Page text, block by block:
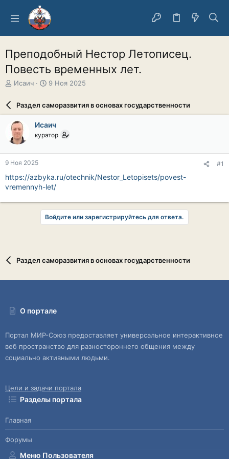
Преподобный Нестор Летописец.
Повесть временных лет.
А
о
р
т
е
м
ы
Исаич
Д
а
а
ч
л
9 Ноя 2025
Раздел саморазвития в основах государственности
Исаич
куратор
9 Ноя 2025 #1
https://azbyka.ru/otechnik/Nestor_Letopisets/povest-
vremennyh-let/
Войдите или зарегистрируйтесь для ответа.
Раздел саморазвития в основах государственности
О портале
Портал МИР-Союз предоставляет универсальное интерактивное
веб пространство для разностороннего общения между
социально активными людьми.
Цели и задачи портала
Разделы портала
Главная
Форумы
Меню Пользователя